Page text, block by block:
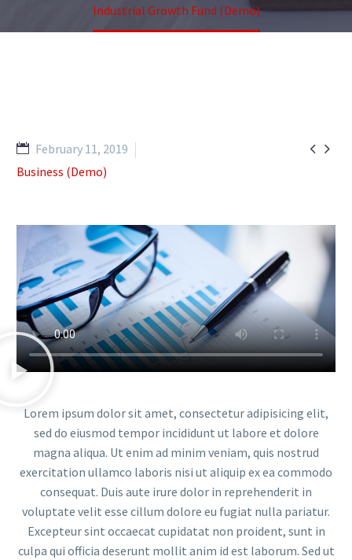
Industrial Growth Fund (Demo)
 
February 11, 2019
Business (Demo)
Lorem ipsum dolor sit amet, consectetur adipisicing elit,
sed do eiusmod tempor incididunt ut labore et dolore
magna aliqua. Ut enim ad minim veniam, quis nostrud
exercitation ullamco laboris nisi ut aliquip ex ea commodo
consequat. Duis aute irure dolor in reprehenderit in
voluptate velit esse cillum dolore eu fugiat nulla pariatur.
Excepteur sint occaecat cupidatat non proident, sunt in
culpa qui officia deserunt mollit anim id est laborum. Sed ut